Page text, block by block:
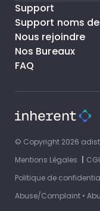
Support
Support noms
Nous rejoindre
Nos Bureaux
FAQ
© Copyright 2026
Mentions Légales
Politique de
Abuse/Complaint •